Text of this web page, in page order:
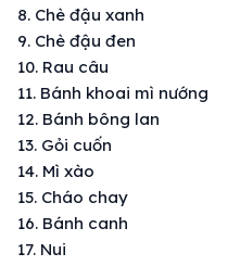
8. Chè đậu xanh
9. Chè đậu đen
10. Rau câu
11. Bánh khoai mì nướng
12. Bánh bông lan
13. Gỏi cuốn
14. Mì xào
15. Cháo chay
16. Bánh canh
17. Nui